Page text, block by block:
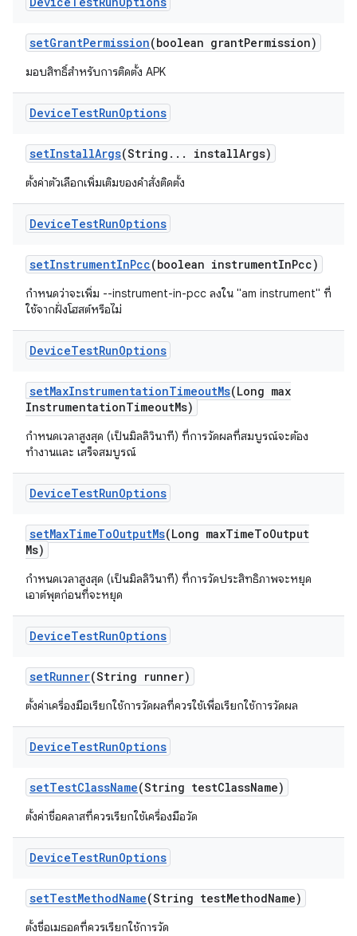
setGrantPermission(boolean grantPermission)
มอบสิทธิ์สำหรับการติดตั้ง APK
DeviceTestRunOptions
setInstallArgs(String . . . installArgs)
ตั้งค่าตัวเลือกเพิ่มเติมของคำสั่งติดตั้ง
DeviceTestRunOptions
setInstrumentInPcc(boolean instrumentInPcc)
กำหนดว่าจะเพิ่ม --instrument-in-pcc ลงใน "am instrument" ที่
ใช้จากฝั่งโฮสต์หรือไม่
DeviceTestRunOptions
setMaxInstrumentationTimeoutMs(Long max
InstrumentationTimeoutMs)
กำหนดเวลาสูงสุด (เป็นมิลลิวินาที) ที่การวัดผลที่สมบูรณ์จะต้อง
ทำงานและ เสร็จสมบูรณ์
DeviceTestRunOptions
setMaxTimeToOutputMs(Long maxTimeToOutput
Ms)
กำหนดเวลาสูงสุด (เป็นมิลลิวินาที) ที่การวัดประสิทธิภาพจะหยุด
เอาต์พุตก่อนที่จะหยุด
DeviceTestRunOptions
setRunner(String runner)
ตั้งค่าเครื่องมือเรียกใช้การวัดผลที่ควรใช้เพื่อเรียกใช้การวัดผล
DeviceTestRunOptions
setTestClassName(String testClassName)
ตั้งค่าชื่อคลาสที่ควรเรียกใช้เครื่องมือวัด
DeviceTestRunOptions
setTestMethodName(String testMethodName)
ตั้งชื่อเมธอดที่ควรเรียกใช้การวัด